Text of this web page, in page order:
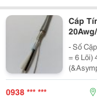
Cáp
Nẵng,
- Số
= 6 Lõi) 4 Pair
)/ 2 Lớp
Vật
0938 *** ***